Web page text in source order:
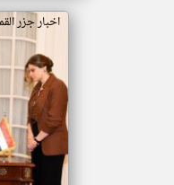
اخبار جزر